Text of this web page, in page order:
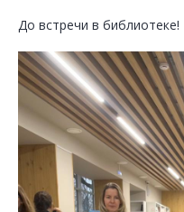
До встречи в библиотеке!